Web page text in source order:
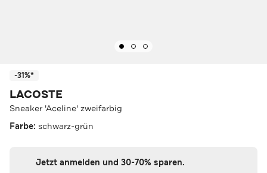
-31%*
LACOSTE
Sneaker 'Aceline' zweifarbig
Farbe: schwarz-grün
Jetzt anmelden und 30-70% sparen.